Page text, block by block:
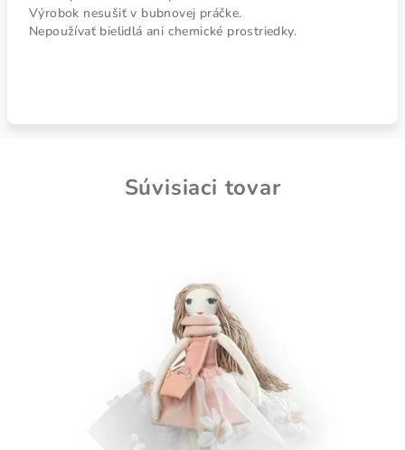
Výrobok nesušiť v bubnovej práčke.
Nepoužívať bielidlá ani chemické prostriedky.
Súvisiaci tovar